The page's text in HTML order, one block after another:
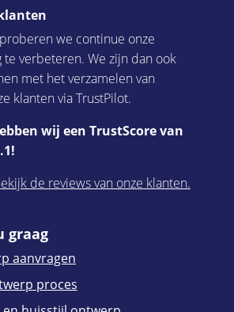
we continue onze
verbeteren. We zijn dan ook
met het verzamelen van
klanten via TrustPilot.
wij een TrustScore van
de reviews van onze klanten.
graag
aanvragen
proces